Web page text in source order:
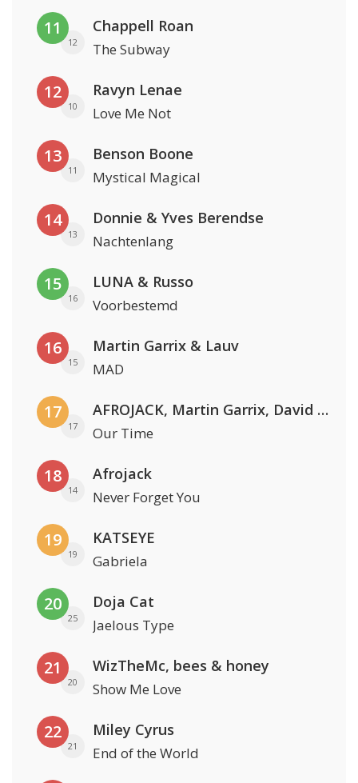
11
12
Chappell Roan
The Subway
12
10
Ravyn Lenae
Love Me Not
13
11
Benson Boone
Mystical Magical
14
13
Donnie & Yves Berendse
Nachtenlang
15
16
LUNA & Russo
Voorbestemd
16
15
Martin Garrix & Lauv
MAD
17
17
AFROJACK, Martin Garrix, David Guetta & Amél
Our Time
18
14
Afrojack
Never Forget You
19
19
KATSEYE
Gabriela
20
25
Doja Cat
Jaelous Type
21
20
WizTheMc, bees & honey
Show Me Love
22
21
Miley Cyrus
End of the World